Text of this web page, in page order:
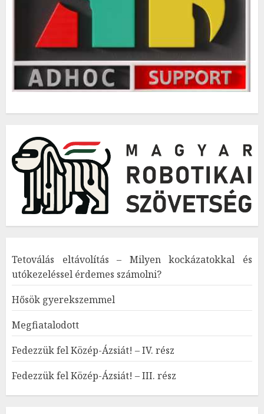
Tetoválás eltávolítás – Milyen kockázatokkal és
utókezeléssel érdemes számolni?
Hősök gyerekszemmel
Megfiatalodott
Fedezzük fel Közép-Ázsiát! – IV. rész
Fedezzük fel Közép-Ázsiát! – III. rész